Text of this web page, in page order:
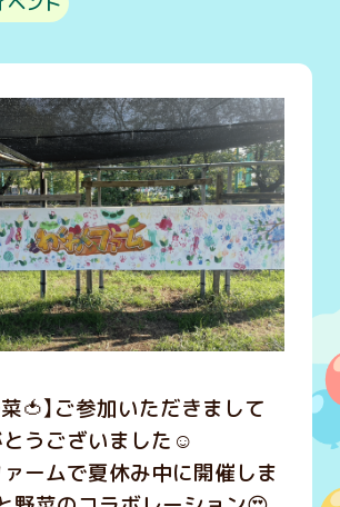
菜🍅】ご参加いただきまして
うございました☺️
ームで夏休み中に開催しま